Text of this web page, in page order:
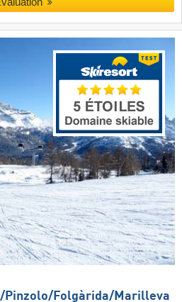
​Pinzolo/​Folgàrida/​Marilleva